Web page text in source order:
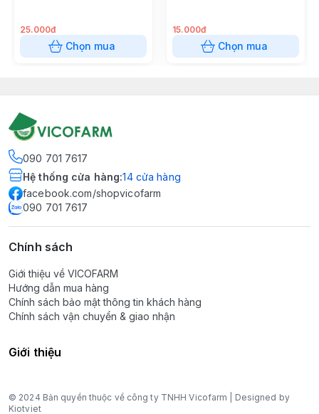
25.000đ
Chọn mua
15.000đ
Chọn mua
090 701 7617
Hệ thống cửa hàng:14 cửa hàng
facebook.com/shopvicofarm
090 701 7617
Chính sách
Giới thiệu về VICOFARM
Hướng dẫn mua hàng
Chính sách bảo mật thông tin khách hàng
Chính sách vận chuyển & giao nhận
Giới thiệu
© 2024 Bản quyền thuộc về công ty TNHH Vicofarm | Designed by
Kiotviet